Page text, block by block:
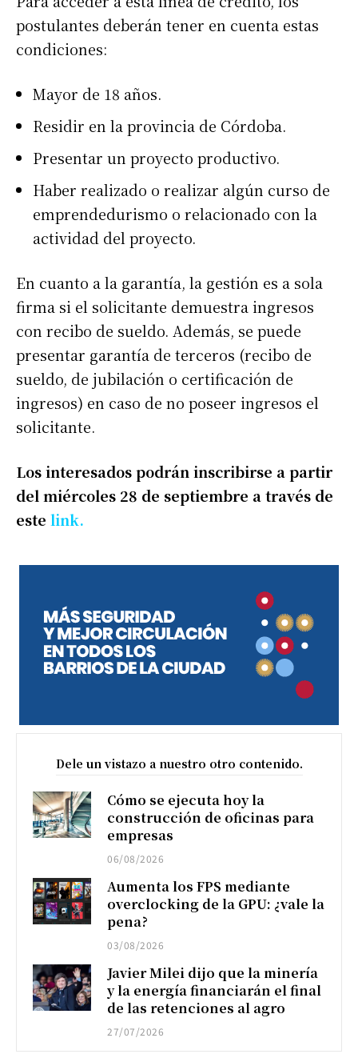
postulantes deberán tener en cuenta estas
condiciones:
Mayor de 18 años.
Residir en la provincia de Córdoba.
Presentar un proyecto productivo.
Haber realizado o realizar algún curso de
emprendedurismo o relacionado con la
actividad del proyecto.
En cuanto a la garantía, la gestión es a sola
firma si el solicitante demuestra ingresos
con recibo de sueldo. Además, se puede
presentar garantía de terceros (recibo de
sueldo, de jubilación o certificación de
ingresos) en caso de no poseer ingresos el
solicitante.
Los interesados podrán inscribirse a partir
del miércoles 28 de septiembre a través de
este link.
Dele un vistazo a nuestro otro contenido.
Cómo se ejecuta hoy la
construcción de oficinas para
empresas
06/08/2026
Aumenta los FPS mediante
overclocking de la GPU: ¿vale la
pena?
03/08/2026
Javier Milei dijo que la minería
y la energía financiarán el final
de las retenciones al agro
27/07/2026